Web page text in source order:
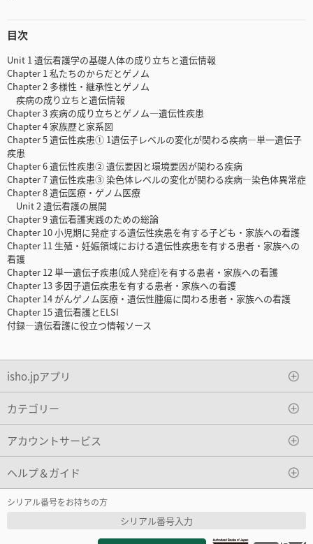
目次
Unit 1 遺伝看護学の基礎人体の成り立ちと遺伝情報
Chapter 1 私たちのからだとゲノム
Chapter 2 多様性・継承性とゲノム
疾病の成り立ちと遺伝情報
Chapter 3 疾病の成り立ちとゲノム―遺伝性疾患
Chapter 4 家族歴と家系図
Chapter 5 遺伝性疾患① 1遺伝子レベルの変化が関わる疾病―単一遺伝子
疾患
Chapter 6 遺伝性疾患② 遺伝要因と環境要因が関わる疾病
Chapter 7 遺伝性疾患③ 染色体レベルの変化が関わる疾病―染色体異常症
Chapter 8 遺伝医療・ゲノム医療
Unit 2 遺伝看護の展開
Chapter 9 遺伝看護実践のための総論
Chapter 10 小児期に発症する遺伝性疾患を有する子ども・家族への看護
Chapter 11 生殖・妊娠領域における遺伝性疾患を有する患者・家族への
看護
Chapter 12 単一遺伝子疾患(成人発症)を有する患者・家族への看護
Chapter 13 多因子遺伝疾患を有する患者・家族への看護
Chapter 14 がんゲノム医療・遺伝性腫瘍に関わる患者・家族への看護
Chapter 15 遺伝看護とELSI
付録―遺伝看護に役立つ情報ソース
isho.jpアプリ
カテゴリー
アカウントサービス
ヘルプ＆ガイド
シリアル番号をお持ちの方
シリアル番号入力